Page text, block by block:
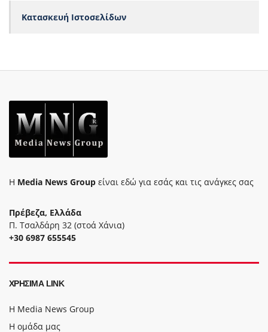
Κατασκευή Ιστοσελίδων
Η Media News Group είναι εδώ για εσάς και τις ανάγκες σας
Πρέβεζα, Ελλάδα
Π. Τσαλδάρη 32 (στοά Χάνια)
+30 6987 655545
ΧΡΉΣΙΜΑ LINK
Η Media News Group
Η ομάδα μας